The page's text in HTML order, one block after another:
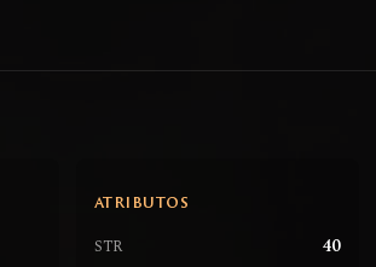
ATRIBUTOS
STR 40